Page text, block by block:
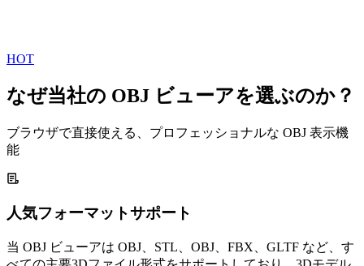
HOT
なぜ当社の OBJ ビューアを選ぶのか？
ブラウザで直接使える、プロフェッショナルな OBJ 表示機
能
人気フォーマットサポート
当 OBJ ビューアは OBJ、STL、OBJ、FBX、GLTF など、す